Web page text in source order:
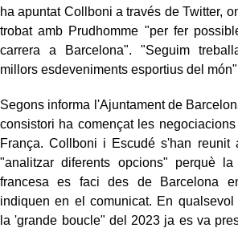
ha apuntat Collboni a través de Twitter,
trobat amb Prudhomme "per fer
carrera a Barcelona". "Seguim
millors esdeveniments esportius del
Segons informa l'Ajuntament de
consistori ha començat les
França. Collboni i Escudé s'han reunit
"analitzar diferents opcions" perquè
francesa es faci des de Barcelona
indiquen en el comunicat. En
la 'grande boucle" del 2023 ja es va